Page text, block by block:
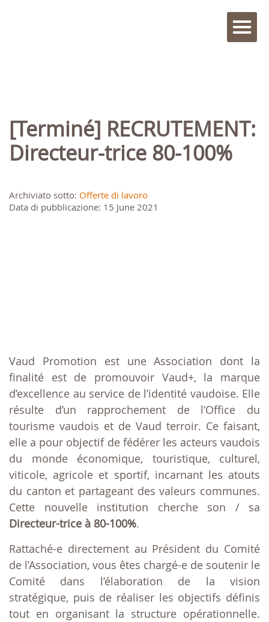
[Terminé] RECRUTEMENT:
Directeur-trice 80-100%
Archiviato sotto: Offerte di lavoro
Data di pubblicazione: 15 June 2021
Vaud Promotion est une Association dont la
finalité est de promouvoir Vaud+, la marque
d’excellence au service de l’identité vaudoise. Elle
résulte d’un rapprochement de l’Office du
tourisme vaudois et de Vaud terroir. Ce faisant,
elle a pour objectif de fédérer les acteurs vaudois
du monde économique, touristique, culturel,
viticole, agricole et sportif, incarnant les atouts
du canton et partageant des valeurs communes.
Cette nouvelle institution cherche son / sa
Directeur-trice à 80-100%.
Rattaché-e directement au Président du Comité
de l’Association, vous êtes chargé-e de soutenir le
Comité dans l’élaboration de la vision
stratégique, puis de réaliser les objectifs définis
tout en organisant la structure opérationnelle.